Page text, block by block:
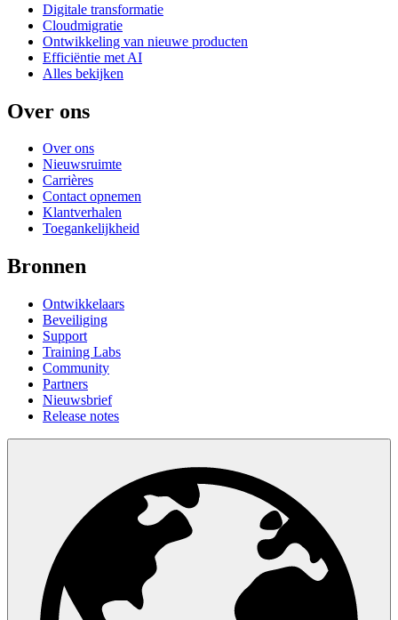
Digitale transformatie
Cloudmigratie
Ontwikkeling van nieuwe producten
Efficiëntie met AI
Alles bekijken
Over ons
Over ons
Nieuwsruimte
Carrières
Contact opnemen
Klantverhalen
Toegankelijkheid
Bronnen
Ontwikkelaars
Beveiliging
Support
Training Labs
Community
Partners
Nieuwsbrief
Release notes